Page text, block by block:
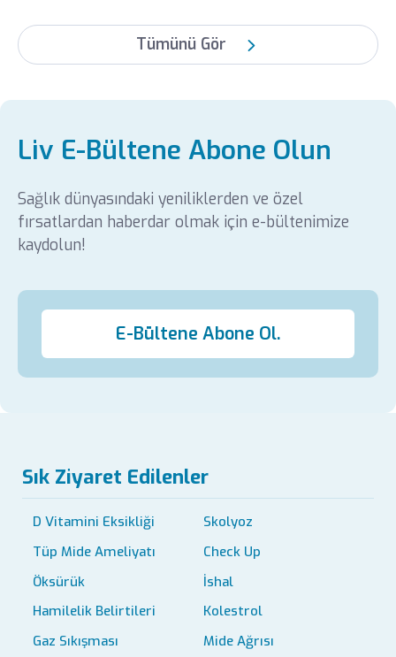
Tümünü Gör
Liv E-Bültene Abone Olun
Sağlık dünyasındaki yeniliklerden ve özel
fırsatlardan haberdar olmak için e-bültenimize
kaydolun!
E-Bültene Abone Ol.
Sık Ziyaret Edilenler
D Vitamini Eksikliği
Skolyoz
Tüp Mide Ameliyatı
Check Up
Öksürük
İshal
Hamilelik Belirtileri
Kolestrol
Gaz Sıkışması
Mide Ağrısı